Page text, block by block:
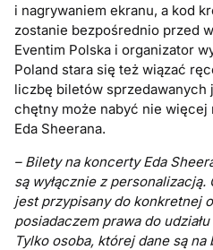
i nagrywaniem ekranu, a kod
zostanie bezpośrednio przed
Eventim Polska i organizator
Poland stara się też wiązać
liczbę biletów sprzedawanych
chętny może nabyć nie
Eda Sheerana.
– Bilety na koncerty Eda
są wyłącznie z
jest przypisany do konkretnej
posiadaczem prawa do
Tylko osoba, której dane są